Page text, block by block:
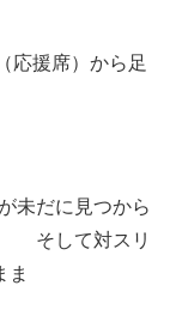
応援席）から足
未だに見つから
て対スリ
ま